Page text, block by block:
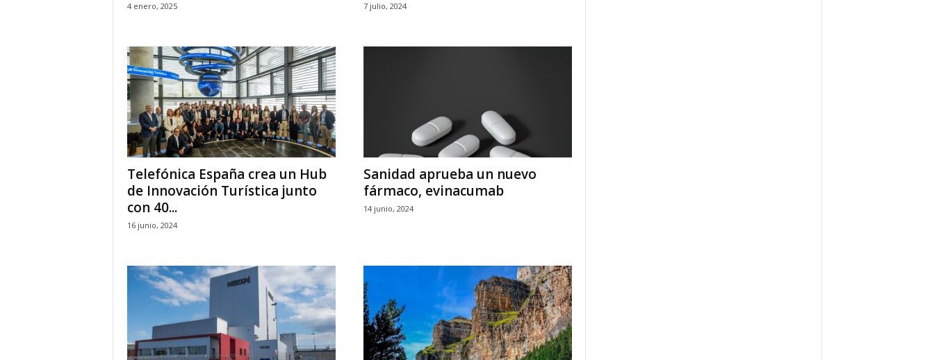
4 enero, 2025 7 julio, 2024
Telefónica España crea un Hub
de Innovación Turística junto
con 40...
16 junio, 2024
Sanidad aprueba un nuevo
fármaco, evinacumab
14 junio, 2024